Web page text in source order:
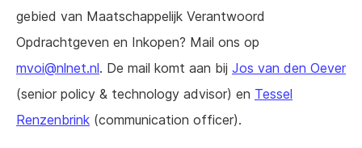
gebied van Maatschappelijk Verantwoord
Opdrachtgeven en Inkopen? Mail ons op
mvoi@nlnet.nl. De mail komt aan bij Jos van den Oever
(senior policy & technology advisor) en Tessel
Renzenbrink (communication officer).